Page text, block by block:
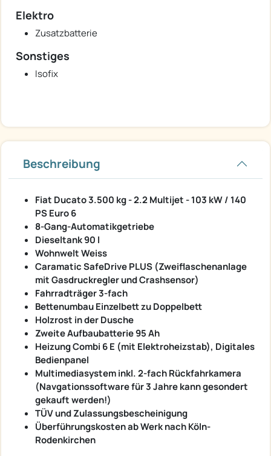
Elektro
Zusatzbatterie
Sonstiges
Isofix
Beschreibung
Fiat Ducato 3.500 kg - 2.2 Multijet - 103 kW / 140
PS Euro 6
8-Gang-Automatikgetriebe
Dieseltank 90 l
Wohnwelt Weiss
Caramatic SafeDrive PLUS (Zweiflaschenanlage
mit Gasdruckregler und Crashsensor)
Fahrradträger 3-fach
Bettenumbau Einzelbett zu Doppelbett
Holzrost in der Dusche
Zweite Aufbaubatterie 95 Ah
Heizung Combi 6 E (mit Elektroheizstab), Digitales
Bedienpanel
Multimediasystem inkl. 2-fach Rückfahrkamera
(Navgationssoftware für 3 Jahre kann gesondert
gekauft werden!)
TÜV und Zulassungsbescheinigung
Überführungskosten ab Werk nach Köln-
Rodenkirchen